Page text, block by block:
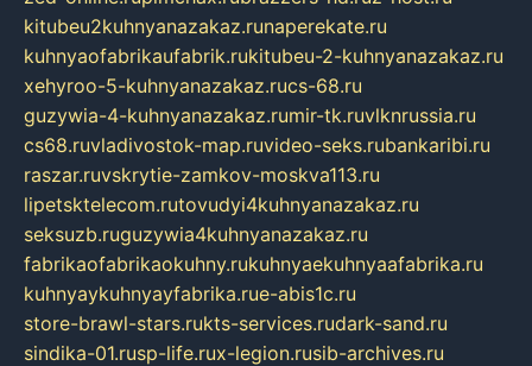
kitubeu2kuhnyanazakaz.runaperekate.ru
kuhnyaofabrikaufabrik.rukitubeu-2-kuhnyanazakaz.ru
xehyroo-5-kuhnyanazakaz.rucs-68.ru
guzywia-4-kuhnyanazakaz.rumir-tk.ruvlknrussia.ru
cs68.ruvladivostok-map.ruvideo-seks.rubankaribi.ru
raszar.ruvskrytie-zamkov-moskva113.ru
lipetsktelecom.rutovudyi4kuhnyanazakaz.ru
seksuzb.ruguzywia4kuhnyanazakaz.ru
fabrikaofabrikaokuhny.rukuhnyaekuhnyaafabrika.ru
kuhnyaykuhnyayfabrika.rue-abis1c.ru
store-brawl-stars.rukts-services.rudark-sand.ru
sindika-01.rusp-life.rux-legion.rusib-archives.ru